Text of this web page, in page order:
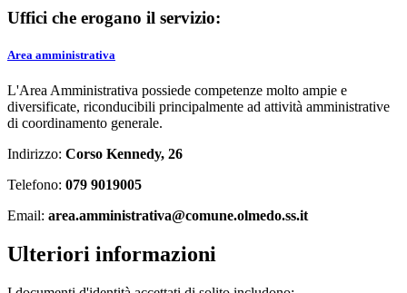
Uffici che erogano il servizio:
Area amministrativa
L'Area Amministrativa possiede competenze molto ampie e
diversificate, riconducibili principalmente ad attività amministrative
di coordinamento generale.
Indirizzo: Corso Kennedy, 26
Telefono: 079 9019005
Email: area.amministrativa@comune.olmedo.ss.it
Ulteriori informazioni